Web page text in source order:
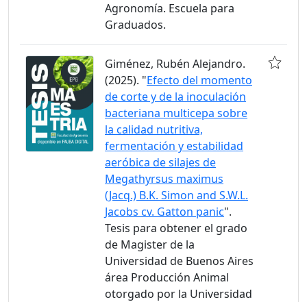
Agronomía. Escuela para
Graduados.
Giménez, Rubén Alejandro.
(2025). "Efecto del momento
de corte y de la inoculación
bacteriana multicepa sobre
la calidad nutritiva,
fermentación y estabilidad
aeróbica de silajes de
Megathyrsus maximus
(Jacq.) B.K. Simon and S.W.L.
Jacobs cv. Gatton panic".
Tesis para obtener el grado
de Magister de la
Universidad de Buenos Aires
área Producción Animal
otorgado por la Universidad